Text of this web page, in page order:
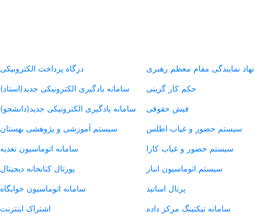
نهاد نمایندگی مقام معظم رهبری
حکم کار گزینی
فیش حقوقی
سیستم حضور و غیاب اطلس
سیستم حضور و غیاب کارا
سیستم اتوماسیون انبار
پرتال اساتید
سامانه تیکتینگ مرکز داده
درگاه پرداخت الکترونیکی
سامانه یادگیری الکترونیکی جدید(استاد)
سامانه یادگیری الکترونیکی جدید(دانشجو)
سیستم آموزشی و پژوهشی بهستان
سامانه اتوماسیون تغذیه
پورتال کتابخانه دیجیتال
سامانه اتوماسیون خوابگاه
اشتراک اینترنت